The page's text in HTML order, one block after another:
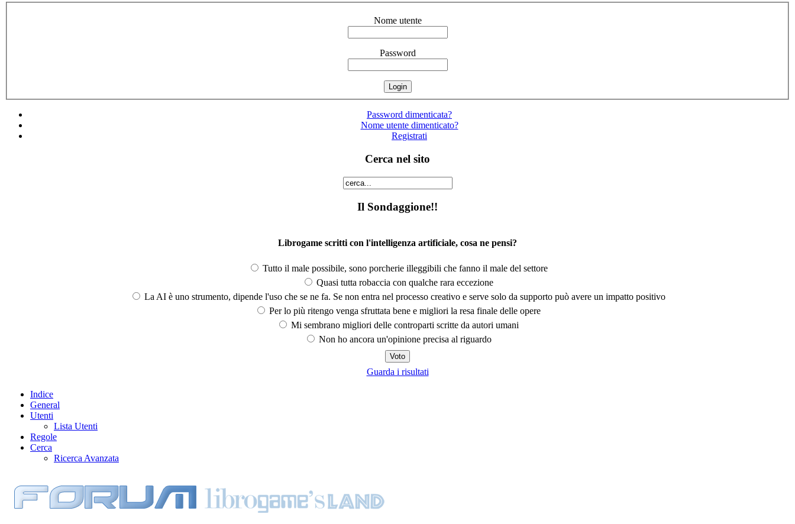
Nome utente
Password
Password dimenticata?
Nome utente dimenticato?
Registrati
Cerca nel sito
Il Sondaggione!!
Librogame scritti con l'intelligenza artificiale, cosa ne pensi?
Tutto il male possibile, sono porcherie illeggibili che fanno il male del settore
Quasi tutta robaccia con qualche rara eccezione
La AI è uno strumento, dipende l'uso che se ne fa. Se non entra nel processo creativo e serve solo da supporto può avere un impatto positivo
Per lo più ritengo venga sfruttata bene e migliori la resa finale delle opere
Mi sembrano migliori delle controparti scritte da autori umani
Non ho ancora un'opinione precisa al riguardo
Guarda i risultati
Indice
General
Utenti
Lista Utenti
Regole
Cerca
Ricerca Avanzata